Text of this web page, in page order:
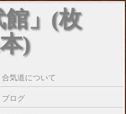
」(枚
)
合気道について
ブログ